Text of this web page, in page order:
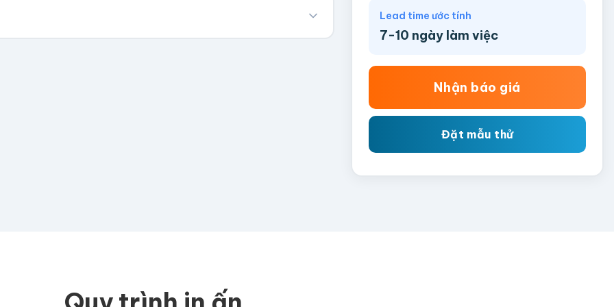
Lead time ước tính
7-10 ngày làm việc
Nhận báo giá
Đặt mẫu thử